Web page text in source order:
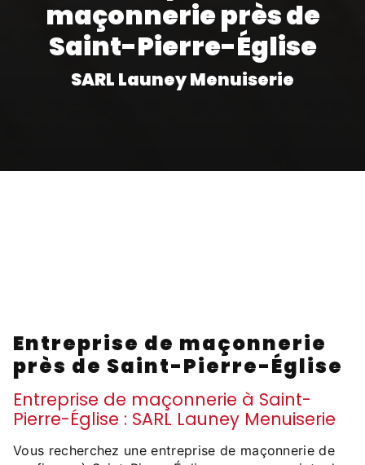
maçonnerie près de
Saint-Pierre-Église
SARL Launey Menuiserie
Entreprise de maçonnerie
près de Saint-Pierre-Église
Entreprise de maçonnerie à Saint-
Pierre-Église : SARL Launey Menuiserie
Vous recherchez une entreprise de maçonnerie de